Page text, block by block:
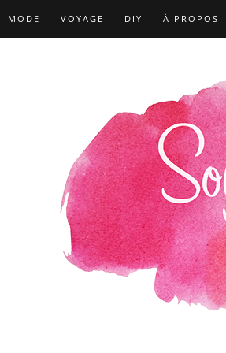
MODE VOYAGE DIY À PROPOS